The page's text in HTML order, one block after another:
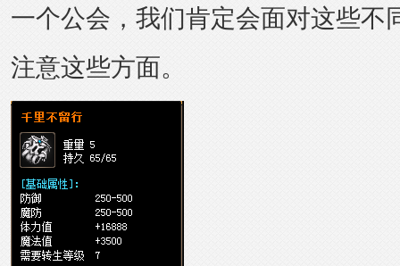
一个公会，我们肯定会面对这些不
注意这些方面。